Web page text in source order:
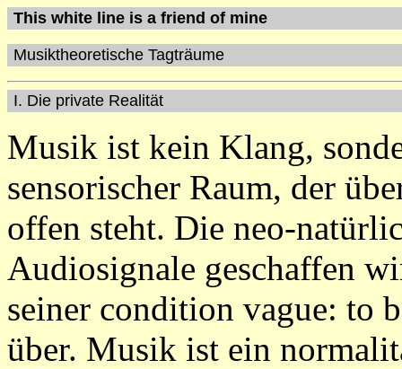
This white line is a friend of mine
Musiktheoretische Tagträume
I. Die private Realität
Musik ist kein Klang,
sensorischer Raum, der
offen steht. Die neo-
Audiosignale geschaffen
seiner condition vague: to
über. Musik ist ein